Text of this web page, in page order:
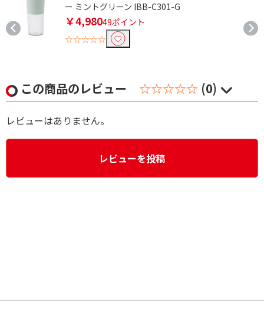
ー ミントグリーン IBB-C301-G
￥4,98049ポイント
☆☆☆☆☆
この商品のレビュー ☆☆☆☆☆ (0)
レビューはありません。
レビューを投稿